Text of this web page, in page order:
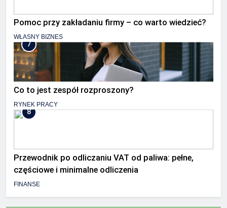
Pomoc przy zakładaniu firmy – co warto wiedzieć?
WŁASNY BIZNES
7
Co to jest zespół rozproszony?
RYNEK PRACY
8
Przewodnik po odliczaniu VAT od paliwa: pełne,
częściowe i minimalne odliczenia
FINANSE